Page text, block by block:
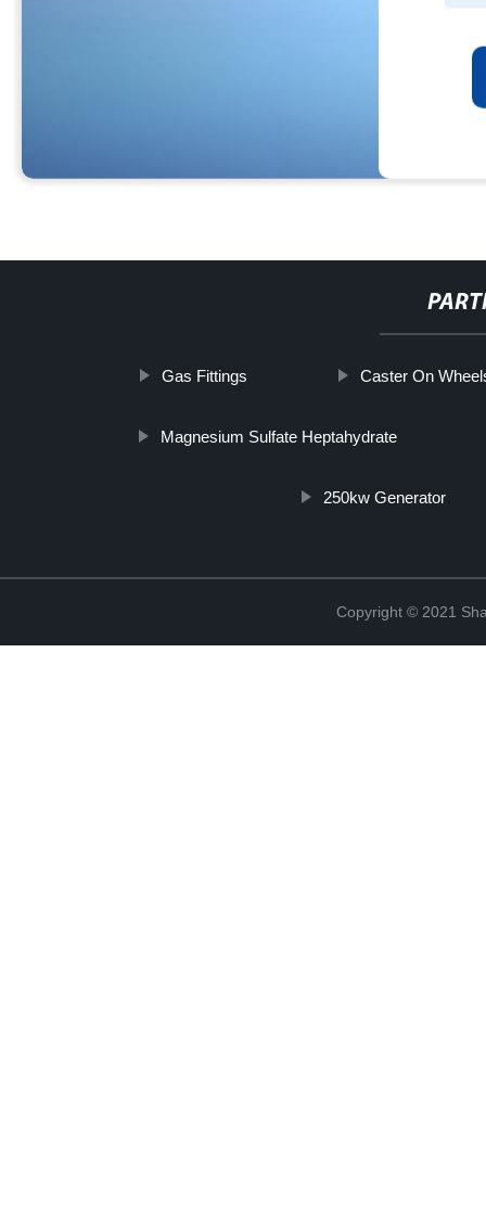
Gas Fittings Caster On
Magnesium Sulfate Heptahydrate
250kw Generator
Copyright © 2021